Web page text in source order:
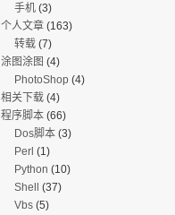
手机(3)
个人文章(163)
转载(7)
涂图涂图 (4)
PhotoShop(4)
相关下载(4)
程序脚本(66)
Dos脚本(3)
Perl (1)
Python (10)
Shell (37)
Vbs(5)